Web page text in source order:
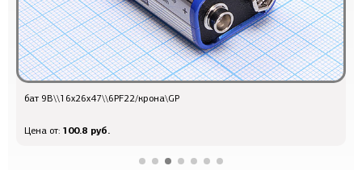
бат 9В\\16x26x47\\6PF22/крона\GP
Цена от: 100.8 руб.